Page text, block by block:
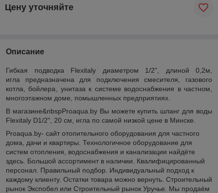
Цену уточняйте
Описание
Гибкая подводка Flexitaly диаметром 1/2", длиной 0,2м,
игла предназначена для подключения смесителя, газового
котла, бойлера, унитаза к системе водоснабжения в частном,
многоэтажном доме, помышленных предприятиях.
В магазине&nbspProaqua.by Вы можете купить шланг для воды
Flexitaly D1/2", 20 см, игла по самой низкой цене в Минске.
Proaqua.by- сайт отопительного оборудования для частного
дома, дачи и квартиры. Технологичное оборудование для
систем отопления, водоснабжения и канализации найдёте
здесь. Большой ассортимент в наличии. Квалифицированный
персонал. Правильный подбор. Индивидуальный подход к
каждому клиенту. Остатки товара можно вернуть. Строительный
рынок Экспобел или Строительный рынок Уручье. Мы продаём